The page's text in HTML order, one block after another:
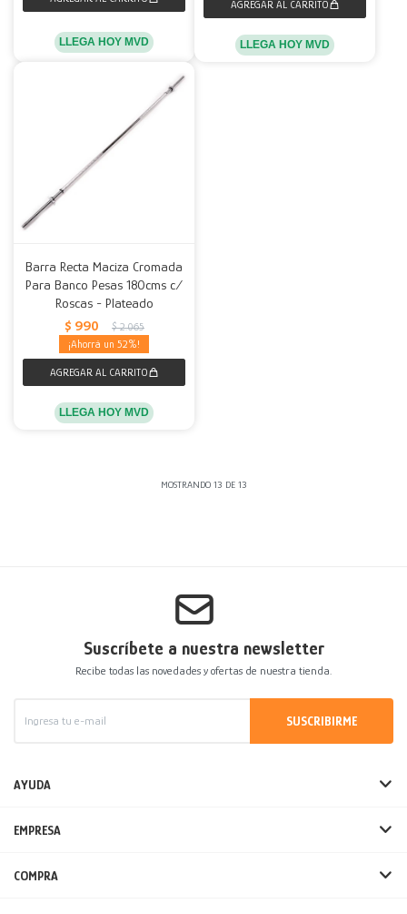
LLEGA HOY MVD LLEGA HOY MVD
Barra Recta Maciza Cromada
Para Banco Pesas 180cms c/
Roscas - Plateado
$ 990 $ 2.065
52
LLEGA HOY MVD
MOSTRANDO 13 DE 13
Suscríbete a nuestra newsletter
Recibe todas las novedades y ofertas de nuestra tienda.
SUSCRIBIRME
AYUDA
EMPRESA
COMPRA